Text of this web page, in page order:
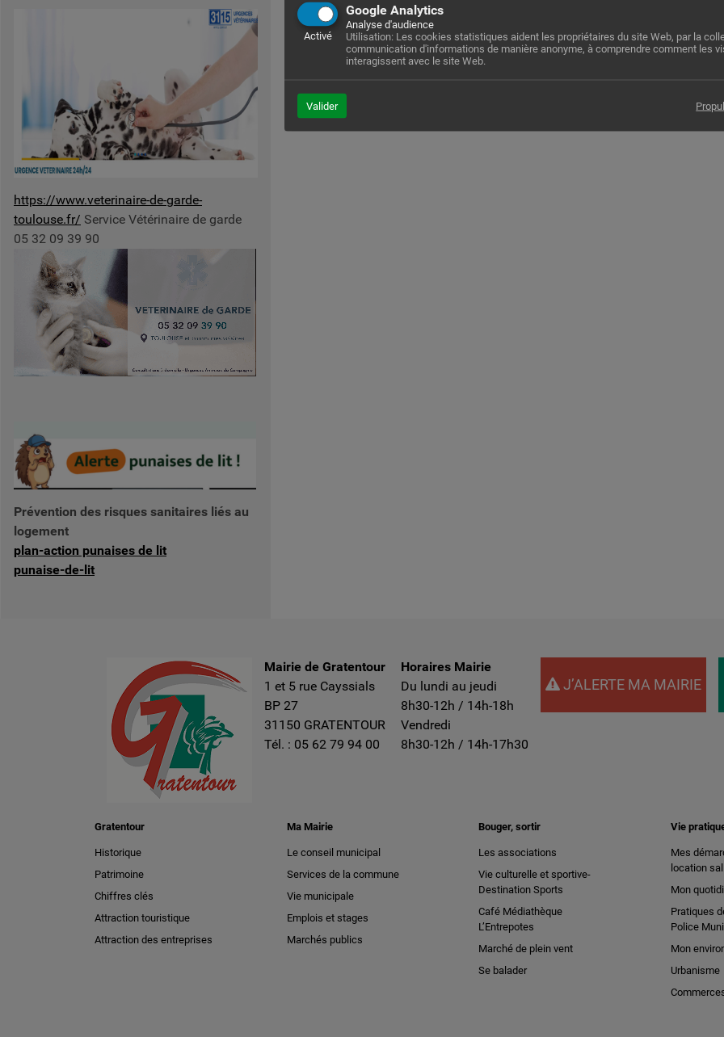
Google Analytics
Activé
Analyse d'audience
Utilisation: Les cookies statistiques aident les propriétaires du site Web, par la
communication d'informations de manière anonyme, à comprendre comment les
interagissent avec le site Web.
Valider
Numéros utiles
Numéros d’urgence
https://www.veterinaire-de-garde-
toulouse.fr/ Service Vétérinaire de garde
05 32 09 39 90
Prévention des risques sanitaires liés au
logement
plan-action punaises de lit
punaise-de-lit
Mairie de Gratentour
1 et 5 rue Cayssials
BP 27
31150 GRATENTOUR
Tél. : 05 62 79 94 00
Horaires Mairie
Du lundi au jeudi
8h30-12h / 14h-18h
Vendredi
8h30-12h / 14h-17h30
J’ALERTE MA MAIRIE
Gratentour
Historique
Patrimoine
Chiffres clés
Attraction touristique
Attraction des entreprises
Ma Mairie
Le conseil municipal
Services de la commune
Vie municipale
Emplois et stages
Marchés publics
Bouger, sortir
Les associations
Vie culturelle et sportive-
Destination Sports
Café Médiathèque
L’Entrepotes
Marché de plein vent
Se balader
Vie
Mes
location
Mon
Pratiques
Police
Mon
Urbanisme